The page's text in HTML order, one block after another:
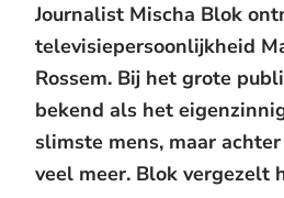
Journalist Mischa Blok
televisiepersoonlijkheid
Rossem. Bij het grote
bekend als het
slimste mens, maar
veel meer. Blok vergezelt